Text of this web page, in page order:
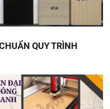
QUY TRÌNH